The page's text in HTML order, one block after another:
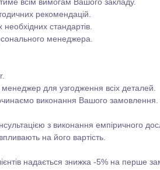
всім вимогам Вашого закладу.
рекомендацій.
стандартів.
менеджера.
для узгодження всіх деталей.
виконання Вашого замовлення.
з виконання емпіричного
на його вартість.
надається знижка -5% на перше